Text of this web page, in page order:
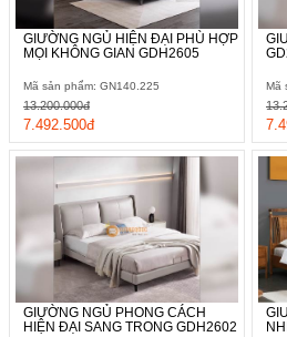
GIƯỜNG NGỦ HIỆN ĐẠI PHÙ HỢP
MỌI KHÔNG GIAN GDH2605
Mã sản phẩm: GN140.225
7.492.500đ
13.200.000đ
Mã
GIƯỜNG NGỦ PHONG CÁCH
HIỆN ĐẠI SANG TRONG GDH2602